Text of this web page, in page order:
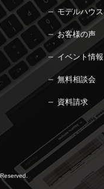
モデルハウス
お客様の声
イベント情報
無料相談会
資料請求